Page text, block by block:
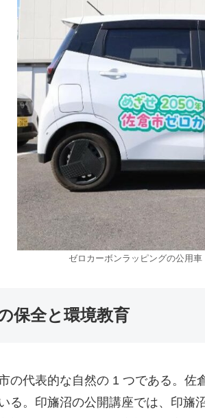
ゼロカーボンラッピングの公用
保全と環境教育
の代表的な自然の 1 つである。
る。印旛沼の公開講座では、印